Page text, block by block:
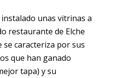
unas vitrinas a
restaurante de Elche
caracteriza por sus
que han ganado
tapa) y su